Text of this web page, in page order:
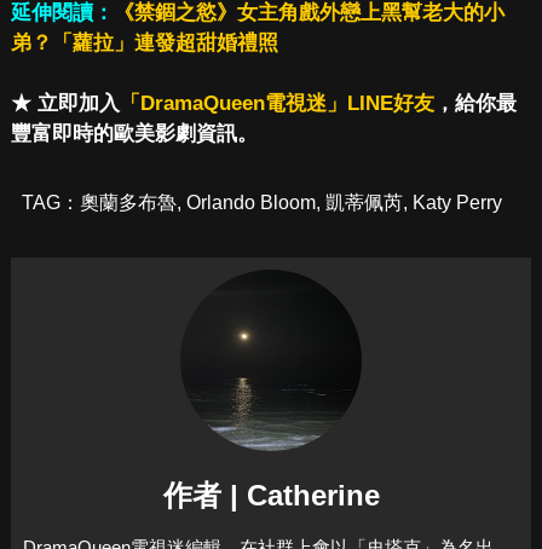
延伸閱讀：
《禁錮之慾》女主角戲外戀上黑幫老大的小
弟？「蘿拉」連發超甜婚禮照
★ 立即加入 「DramaQueen電視迷」LINE好友，給你最
豐富即時的歐美影劇資訊。
TAG： 奧蘭多布魯, Orlando Bloom, 凱蒂佩芮, Katy Perry
作者 | Catherine